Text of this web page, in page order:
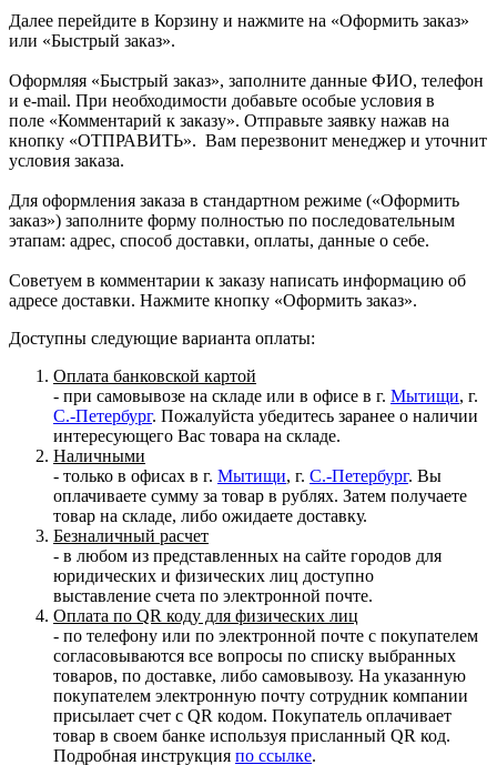
Далее перейдите в Корзину и нажмите на «Оформить заказ»
или «Быстрый заказ».
Оформляя «Быстрый заказ», заполните данные ФИО, телефон
и e-mail. При необходимости добавьте особые условия в
поле «Комментарий к заказу». Отправьте заявку нажав на
кнопку «ОТПРАВИТЬ». Вам перезвонит менеджер и уточнит
условия заказа.
Для оформления заказа в стандартном режиме («Оформить
заказ») заполните форму полностью по последовательным
этапам: адрес, способ доставки, оплаты, данные о себе.
Советуем в комментарии к заказу написать информацию об
адресе доставки. Нажмите кнопку «Оформить заказ».
Доступны следующие варианта оплаты:
Оплата банковской картой
- при самовывозе на складе или в офисе в г. Мытищи, г.
С.-Петербург. Пожалуйста убедитесь заранее о наличии
интересующего Вас товара на складе.
Наличными
- только в офисах в г. Мытищи, г. С.-Петербург. Вы
оплачиваете сумму за товар в рублях. Затем получаете
товар на складе, либо ожидаете доставку.
Безналичный расчет
- в любом из представленных на сайте городов для
юридических и физических лиц доступно
выставление счета по электронной почте.
Оплата по QR коду для физических лиц
- по телефону или по электронной почте с покупателем
согласовываются все вопросы по списку выбранных
товаров, по доставке, либо самовывозу. На указанную
покупателем электронную почту сотрудник компании
присылает счет с QR кодом. Покупатель оплачивает
товар в своем банке используя присланный QR код.
Подробная инструкция по ссылке.